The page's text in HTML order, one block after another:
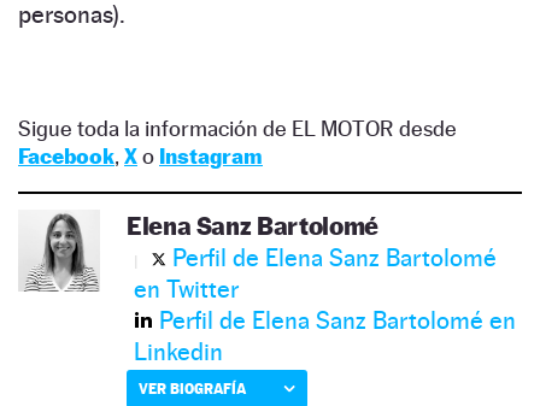
personas).
Sigue toda la información de EL MOTOR desde
Facebook, Xo Instagram
Elena Sanz Bartolomé
Perfil de Elena Sanz Bartolomé
en Twitter
Perfil de Elena Sanz Bartolomé en
Linkedin
VER BIOGRAFÍA